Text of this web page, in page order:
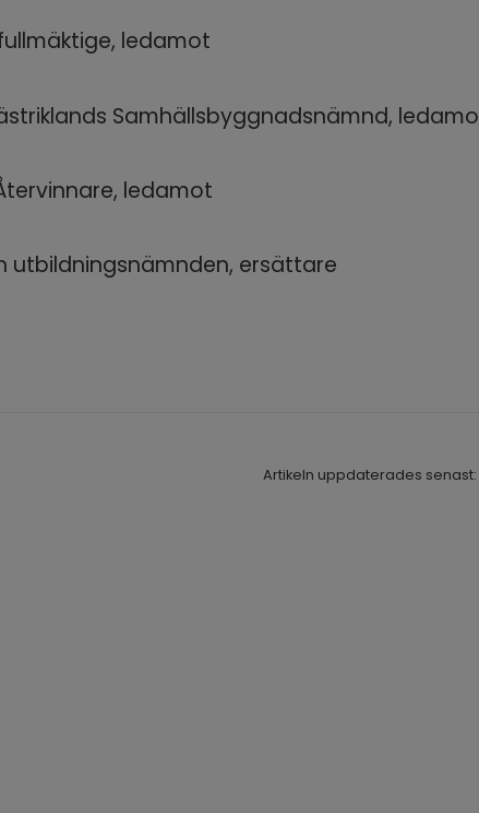
ledamot
Samhällsbyggnadsnämnd,
ledamot
utbildningsnämnden, ersättare
Artikeln uppdaterades senast: